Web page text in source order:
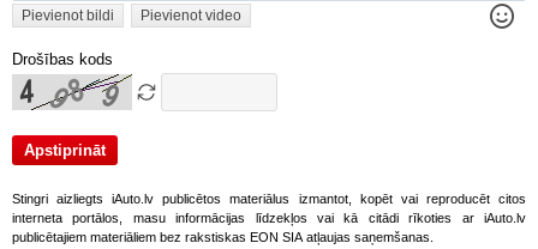
Pievienot bildi Pievienot video
Drošības kods
Stingri aizliegts iAuto.lv publicētos materiālus izmantot, kopēt vai reproducēt citos
interneta portālos, masu informācijas līdzekļos vai kā citādi rīkoties ar iAuto.lv
publicētajiem materiāliem bez rakstiskas EON SIA atļaujas saņemšanas.